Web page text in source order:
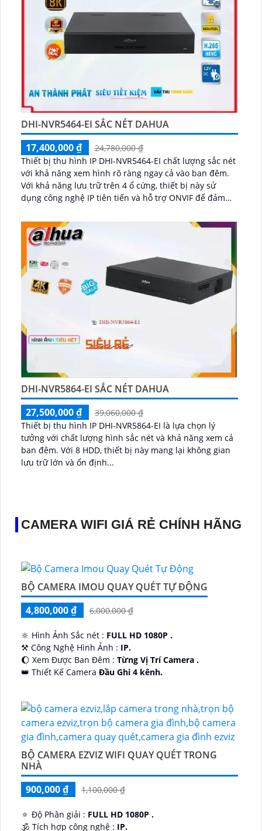
DHI-NVR5464-EI SẮC NÉT DAHUA
17,400,000 ₫
24,780,000 ₫
Thiết bị thu hình IP DHI-NVR5464-EI chất lượng sắc nét
với khả năng xem hình rõ ràng ngay cả vào ban đêm.
Với khả năng lưu trữ trên 4 ổ cứng, thiết bị này sử
dụng công nghệ IP tiên tiến và hỗ trợ ONVIF để đảm
DHI-NVR5864-EI SẮC NÉT DAHUA
27,500,000 ₫
39,060,000 ₫
Thiết bị thu hình IP DHI-NVR5864-EI là lựa chọn lý
tưởng với chất lượng hình sắc nét và khả năng xem cả
ban đêm. Với 8 HDD, thiết bị này mang lại không gian
lưu trữ lớn và ổn định...
CAMERA WIFI GIÁ RẺ CHÍNH HÃNG
BỘ CAMERA IMOU QUAY QUÉT TỰ ĐỘNG
4,800,000 ₫
6,000,000 ₫
🔆 Hình Ảnh Sắc nét : FULL HD 1080P .
⚒ Công Nghệ Hình Ảnh : IP.
🌔 Xem Được Ban Đêm : Từng Vị Trí Camera .
👑 Thiết Kế Camera Đầu Ghi 4 kênh.
BỘ CAMERA EZVIZ WIFI QUAY QUÉT TRONG
NHÀ
900,000 ₫
1,100,000 ₫
🔅 Độ Phân giải : FULL HD 1080P .
🕉️ Tích hợp công nghệ : IP.